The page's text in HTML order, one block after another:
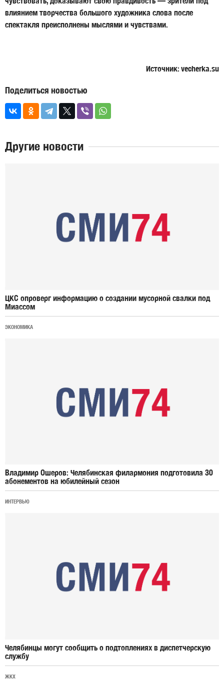
влиянием творчества большого художника слова после
спектакля преисполнены мыслями и чувствами.
Источник: vecherka.su
Поделиться новостью
Другие новости
ЦКС опроверг информацию о создании мусорной свалки под
Миассом
ЭКОНОМИКА
Владимир Ошеров: Челябинская филармония подготовила 30
абонементов на юбилейный сезон
ИНТЕРВЬЮ
Челябинцы могут сообщить о подтоплениях в диспетчерскую
службу
ЖКХ